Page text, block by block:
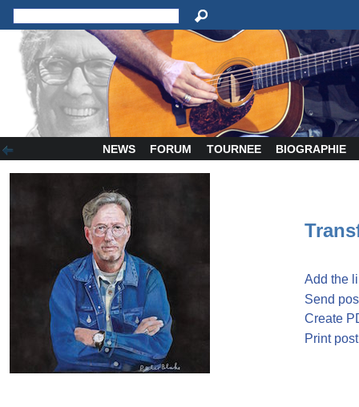
NEWS FORUM TOURNEE BIOGRAPHIE
Add the
Send
Create
Print post